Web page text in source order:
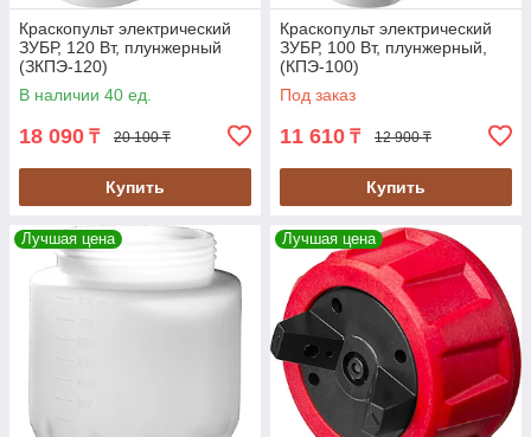
Краскопульт электрический
ЗУБР, 120 Вт, плунжерный
(ЗКПЭ-120)
В наличии 40 ед.
18 090 ₸ 20 100 ₸
Купить
Краскопульт электрический
ЗУБР, 100 Вт, плунжерный,
(КПЭ-100)
Под заказ
11 610 ₸ 12 900 ₸
Купить
Лучшая цена Лучшая цена